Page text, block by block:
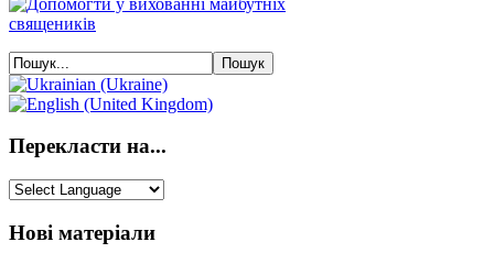
Перекласти на...
Нові матеріали